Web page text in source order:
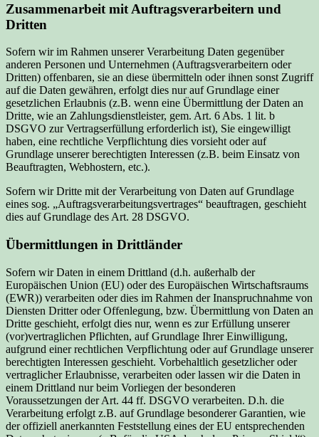
Zusammenarbeit mit Auftragsverarbeitern und
Dritten
Sofern wir im Rahmen unserer Verarbeitung Daten gegenüber
anderen Personen und Unternehmen (Auftragsverarbeitern oder
Dritten) offenbaren, sie an diese übermitteln oder ihnen sonst Zugriff
auf die Daten gewähren, erfolgt dies nur auf Grundlage einer
gesetzlichen Erlaubnis (z.B. wenn eine Übermittlung der Daten an
Dritte, wie an Zahlungsdienstleister, gem. Art. 6 Abs. 1 lit. b
DSGVO zur Vertragserfüllung erforderlich ist), Sie eingewilligt
haben, eine rechtliche Verpflichtung dies vorsieht oder auf
Grundlage unserer berechtigten Interessen (z.B. beim Einsatz von
Beauftragten, Webhostern, etc.).
Sofern wir Dritte mit der Verarbeitung von Daten auf Grundlage
eines sog. „Auftragsverarbeitungsvertrages“ beauftragen, geschieht
dies auf Grundlage des Art. 28 DSGVO.
Übermittlungen in Drittländer
Sofern wir Daten in einem Drittland (d.h. außerhalb der
Europäischen Union (EU) oder des Europäischen Wirtschaftsraums
(EWR)) verarbeiten oder dies im Rahmen der Inanspruchnahme von
Diensten Dritter oder Offenlegung, bzw. Übermittlung von Daten an
Dritte geschieht, erfolgt dies nur, wenn es zur Erfüllung unserer
(vor)vertraglichen Pflichten, auf Grundlage Ihrer Einwilligung,
aufgrund einer rechtlichen Verpflichtung oder auf Grundlage unserer
berechtigten Interessen geschieht. Vorbehaltlich gesetzlicher oder
vertraglicher Erlaubnisse, verarbeiten oder lassen wir die Daten in
einem Drittland nur beim Vorliegen der besonderen
Voraussetzungen der Art. 44 ff. DSGVO verarbeiten. D.h. die
Verarbeitung erfolgt z.B. auf Grundlage besonderer Garantien, wie
der offiziell anerkannten Feststellung eines der EU entsprechenden